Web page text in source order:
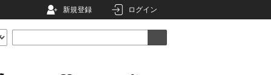
新規登録 ログイン